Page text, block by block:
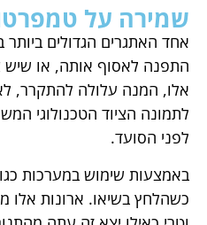
שמירה על
אחד האתגרים הגדולים
התפנה לאסוף אותה, או שיש
אלו, המנה עלולה להתקרר,
לתמונה הציוד הטכנולוגי
לפני הסועד.
באמצעות שימוש במערכות
כשהלחץ בשיאו. ארונות אלו